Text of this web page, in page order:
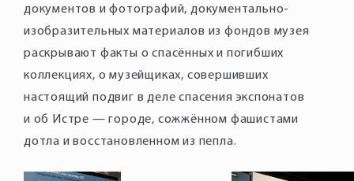
документов и фотографий, документально-
изобразительных материалов из фондов музея
раскрывают факты о спасённых и погибших
коллекциях, о музейщиках, совершивших
настоящий подвиг в деле спасения экспонатов
и об Истре — городе, сожжённом фашистами
дотла и восстановленном из пепла.